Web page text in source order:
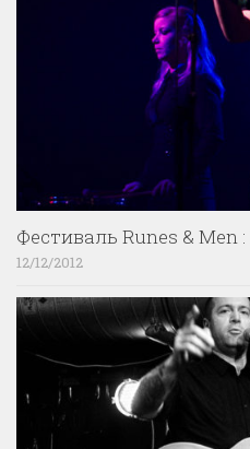
Фестиваль Runes & Men :
12/12/2012